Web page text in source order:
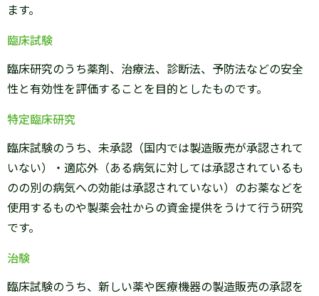
ます。
臨床試験
臨床研究のうち薬剤、治療法、診断法、予防法などの安全
性と有効性を評価することを目的としたものです。
特定臨床研究
臨床試験のうち、未承認（国内では製造販売が承認されて
いない）・適応外（ある病気に対しては承認されているも
のの別の病気への効能は承認されていない）のお薬などを
使用するものや製薬会社からの資金提供をうけて行う研究
です。
治験
臨床試験のうち、新しい薬や医療機器の製造販売の承認を